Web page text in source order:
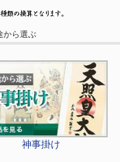
から選ぶ
神事掛け